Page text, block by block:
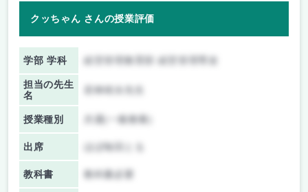
クッちゃん さんの授業評価
学部 学科
担当の先生
名
若林靖永先生
授業種別 共通(一般教養)
出席 ほぼ毎回とる
教科書 教科書必要